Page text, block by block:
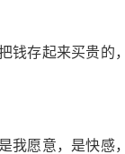
钱存起来买贵的
愿意，是快感